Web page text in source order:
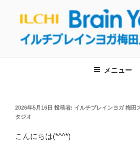
田スタジオは東梅田
メニュー
投
稿
2026年5月16日 投稿者: イルチブレインヨガ 梅田
タジオ
こんにちは(*^^*)